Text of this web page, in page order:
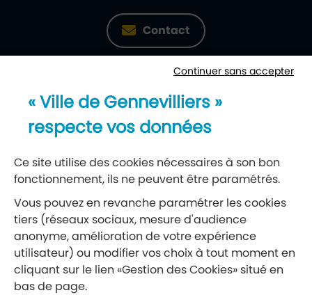
Contact
Newsletter
Réseaux sociaux
Suivez-nous
Retrouvez nous sur Facebook
Continuer sans accepter
« Ville de Gennevilliers »
respecte vos données
Ce site utilise des cookies nécessaires à son bon
fonctionnement, ils ne peuvent être paramétrés.
Vous pouvez en revanche paramétrer les cookies
tiers (réseaux sociaux, mesure d'audience
anonyme, amélioration de votre expérience
utilisateur) ou modifier vos choix à tout moment en
cliquant sur le lien «Gestion des Cookies» situé en
bas de page.